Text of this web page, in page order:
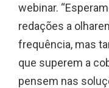
webinar.
redações a
frequência, mas
que superem a
pensem nas